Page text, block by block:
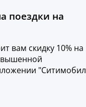
поездки на
вам скидку 10% на